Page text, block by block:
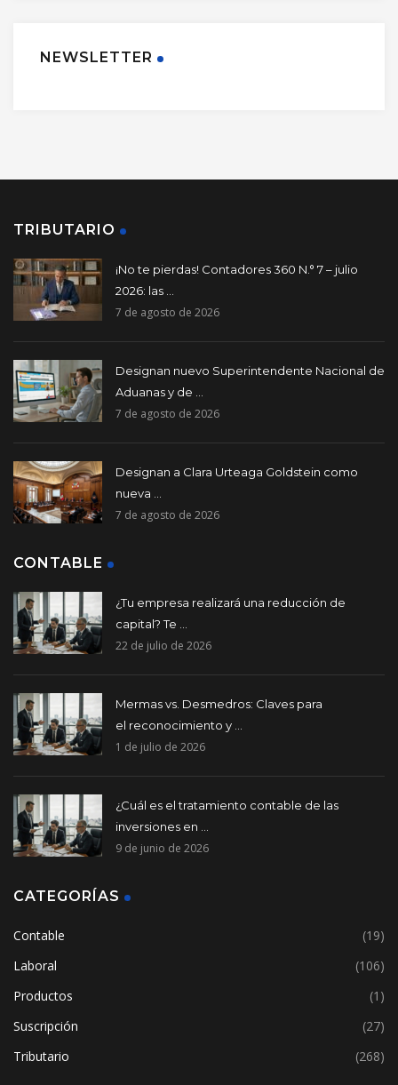
NEWSLETTER
TRIBUTARIO
¡No te pierdas! Contadores 360 N.° 7 – julio
2026: las ...
7 de agosto de 2026
Designan nuevo Superintendente Nacional de
Aduanas y de ...
7 de agosto de 2026
Designan a Clara Urteaga Goldstein como
nueva ...
7 de agosto de 2026
CONTABLE
¿Tu empresa realizará una reducción de
capital? Te ...
22 de julio de 2026
Mermas vs. Desmedros: Claves para
el reconocimiento y ...
1 de julio de 2026
¿Cuál es el tratamiento contable de las
inversiones en ...
9 de junio de 2026
CATEGORÍAS
Contable
(19)
Laboral
(106)
Productos
(1)
Suscripción
(27)
Tributario
(268)